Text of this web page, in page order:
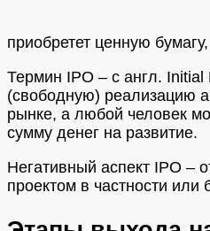
приобретет ценную
Термин IPO – с англ.
(свободную) реализацию
рынке, а любой человек
сумму денег на развитие.
Негативный аспект IPO –
проектом в частности